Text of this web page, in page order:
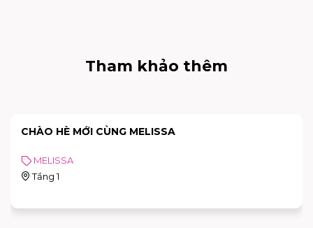
Tham khảo thêm
CHÀO HÈ MỚI CÙNG MELISSA
MELISSA
Tầng 1